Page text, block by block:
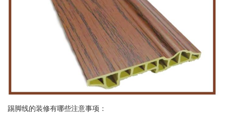
踢脚线的装修有哪些注意事项：